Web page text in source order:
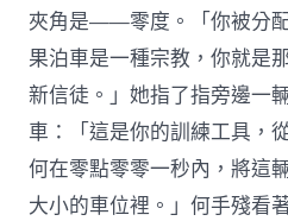
夾角是——零度。「你被分
果泊車是一種宗教，你就是
新信徒。」她指了指旁邊一
車：「這是你的訓練工具，
何在零點零零一秒內，將這
大小的車位裡。」何手殘看